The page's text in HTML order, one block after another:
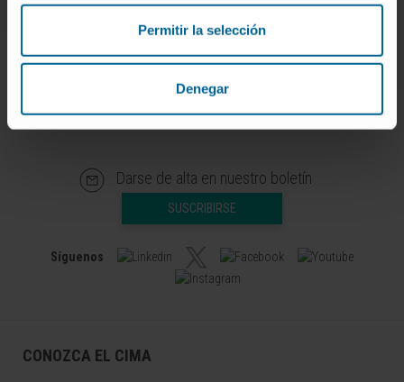
Permitir la selección
Denegar
Darse de alta en nuestro boletín
SUSCRIBIRSE
Síguenos
CONOZCA EL CIMA